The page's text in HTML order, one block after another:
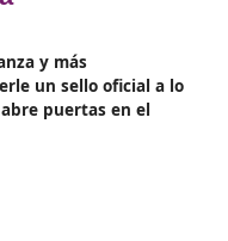
preguntas/semana